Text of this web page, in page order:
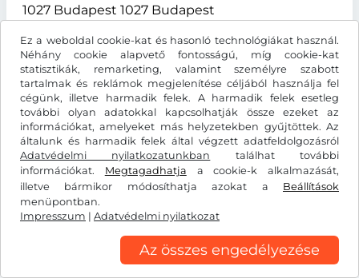
Ez a weboldal cookie-kat és hasonló technológiákat használ.
Néhány cookie alapvető fontosságú, míg cookie-kat
statisztikák, remarketing, valamint személyre szabott
tartalmak és reklámok megjelenítése céljából használja fel
cégünk, illetve harmadik felek. A harmadik felek esetleg
további olyan adatokkal kapcsolhatják össze ezeket az
információkat, amelyeket más helyzetekben gyűjtöttek. Az
általunk és harmadik felek által végzett adatfeldolgozásról
Adatvédelmi nyilatkozatunkban találhat további
információkat. Megtagadhatja a cookie-k alkalmazását,
illetve bármikor módosíthatja azokat a Beállítások
menüpontban.
Impresszum | Adatvédelmi nyilatkozat
Az összes engedélyezése
1027 Budapest 1027 Budapest
LetterXpress
A levelek elküldéséhez weboldalunk a
LetterXpress szolgáltatást használja. Az ehhez a
folyamathoz szükséges adatokat ennek a
szolgáltatónak továbbítjuk. Az adatok
kezeléséért az A&O Fischer GmbH & Co KG,
Maybachstraße 9, 21423 Winsen (Luhe),
Németország felelős. További információkat a
https://www.letterxpress.de/ueber-
uns/datenschutz.